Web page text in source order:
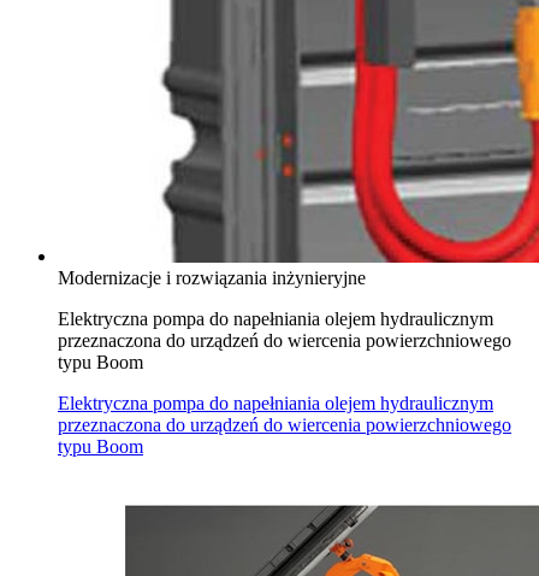
Modernizacje i rozwiązania inżynieryjne
Elektryczna pompa do napełniania olejem hydraulicznym
przeznaczona do urządzeń do wiercenia powierzchniowego
typu Boom
Elektryczna pompa do napełniania olejem hydraulicznym
przeznaczona do urządzeń do wiercenia powierzchniowego
typu Boom